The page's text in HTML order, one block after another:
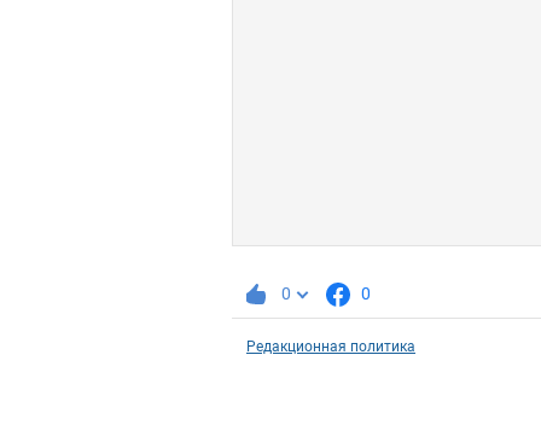
0 0
Редакционная политика